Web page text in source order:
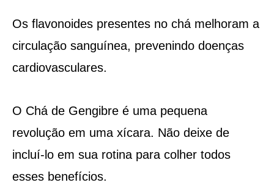
Os flavonoides presentes no chá melhoram a
circulação sanguínea, prevenindo doenças
cardiovasculares.
O Chá de Gengibre é uma pequena
revolução em uma xícara. Não deixe de
incluí-lo em sua rotina para colher todos
esses benefícios.